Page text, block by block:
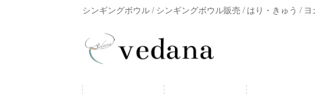
シンギングボウル / シンギングボウル販売 / はり・きゅう / ヨ